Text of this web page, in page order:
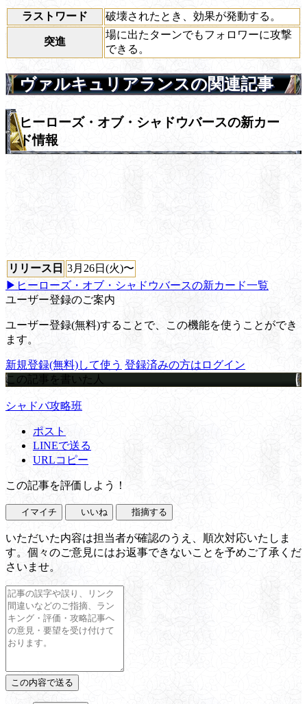
ラストワード 破壊されたとき、効果が発動する。
突進
場に出たターンでもフォロワーに攻撃
できる。
ヴァルキュリアランスの関連記事
ヒーローズ・オブ・シャドウバースの新カー
ド情報
リリース日 3月26日(火)〜
▶ヒーローズ・オブ・シャドウバースの新カード一覧
ユーザー登録のご案内
ユーザー登録(無料)することで、この機能を使うことができ
ます。
新規登録(無料)して使う 登録済みの方はログイン
この記事を書いた人
シャドバ攻略班
ポスト
LINEで送る
URLコピー
この記事を評価しよう！
イマイチ いいね 指摘する
いただいた内容は担当者が確認のうえ、順次対応いたしま
す。個々のご意見にはお返事できないことを予めご了承くだ
さいませ。